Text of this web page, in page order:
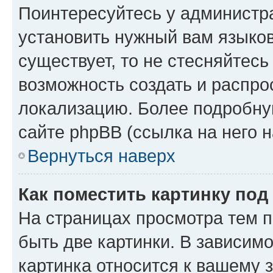
Поинтересуйтесь у
установить нужный вам
существует, то не
возможность создать и
локализацию. Более
сайте phpBB (ссылка на него
Вернуться наверх
Как поместить картинку
На страницах просмотра тем
быть две картинки. В
картинка относится к